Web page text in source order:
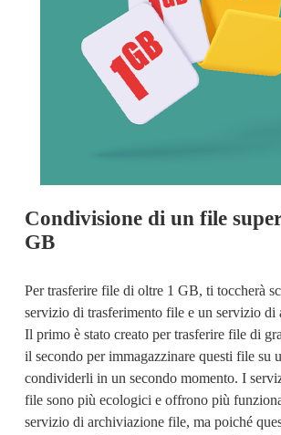
Condivisione di un file
GB
Per trasferire file di oltre 1 GB, ti toccherà
servizio di trasferimento file e un servizio di
Il primo è stato creato per trasferire file di
il secondo per immagazzinare questi file su
condividerli in un secondo momento. I
file sono più ecologici e offrono più
servizio di archiviazione file, ma poiché